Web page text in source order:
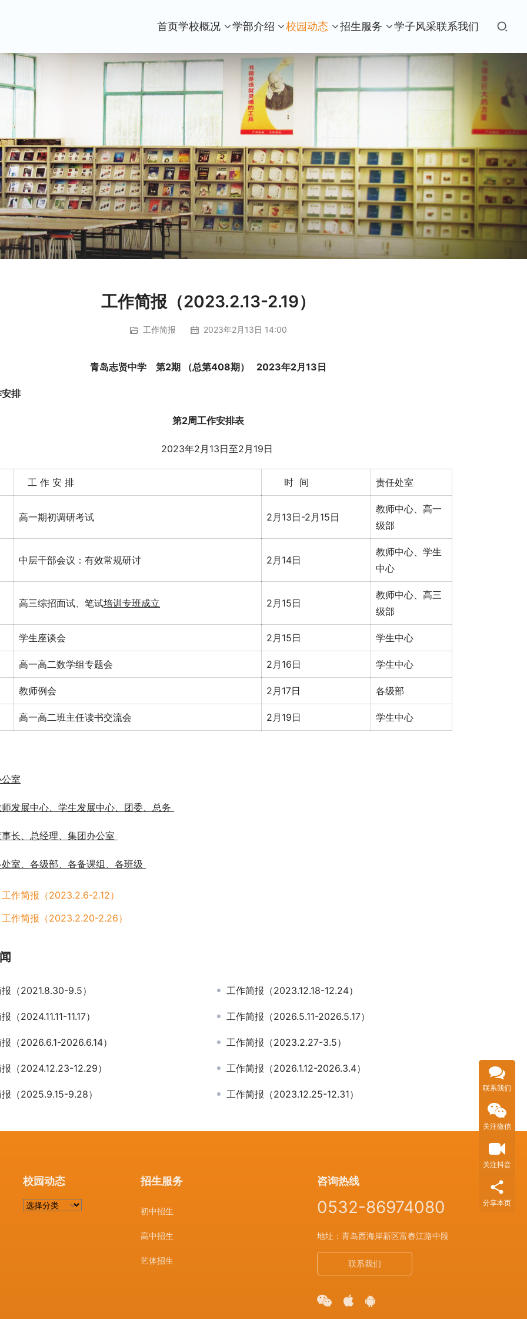
首页学校概况 学部介绍 校园动态 招生服务 学子风采联系我们
工作简报（2023.2.13-2.19）
工作简报 2023年2月13日 14:00
青岛志贤中学    第2期 （总第408期）   2023年2月13日
排
第2周工作安排表
2023年2月13日至2月19日
工 作 安 排 时 间 责任处室
高一期初调研考试 2月13日-2月15日
教师中心、高一
级部
中层干部会议：有效常规研讨 2月14日
教师中心、学生
中心
高三综招面试、笔试培训专班成立 2月15日
教师中心、高三
级部
学生座谈会 2月15日 学生中心
高一高二数学组专题会 2月16日 学生中心
教师例会 2月17日 各级部
高一高二班主任读书交流会 2月19日 学生中心
室
发展中心 学生发展中心 、团委、总务
长、总经理、集团办公室
室、各级部、各备课组、各班级
工作简报（2023.2.6-2.12）
工作简报（2023.2.20-2.26）
（2021.8.30-9.5） 工作简报（2023.12.18-12.24）
（2024.11.11-11.17） 工作简报（2026.5.11-2026.5.17）
（2026.6.1-2026.6.14） 工作简报（2023.2.27-3.5）
（2024.12.23-12.29） 工作简报（2026.1.12-2026.3.4）
（2025.9.15-9.28） 工作简报（2023.12.25-12.31）
校园动态
校
招生服务
初中招生
高中招生
艺体招生
咨询热线
0532-86974080
地址：青岛西海岸新区富春江路中段
联系我们
联系我们
关注微信
关注抖音
分享本页